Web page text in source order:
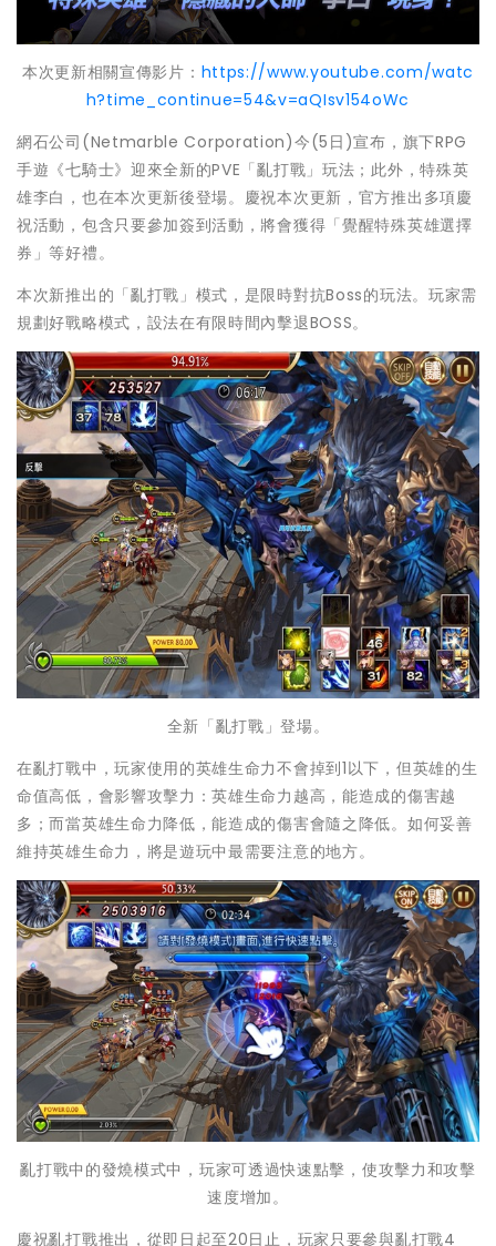
本次更新相關宣傳影片： https://www.youtube.com/watc
h?time_continue=54&v=aQIsv154oWc
網石公司(Netmarble Corporation)今(5日)宣布，旗下RPG
手遊《七騎士》迎來全新的PVE「亂打戰」玩法；此外，特殊英
雄李白，也在本次更新後登場。慶祝本次更新，官方推出多項慶
祝活動，包含只要參加簽到活動，將會獲得「覺醒特殊英雄選擇
券」等好禮。
本次新推出的「亂打戰」模式，是限時對抗Boss的玩法。玩家需
規劃好戰略模式，設法在有限時間內擊退BOSS。
全新「亂打戰」登場。
在亂打戰中，玩家使用的英雄生命力不會掉到1以下，但英雄的生
命值高低，會影響攻擊力：英雄生命力越高，能造成的傷害越
多；而當英雄生命力降低，能造成的傷害會隨之降低。如何妥善
維持英雄生命力，將是遊玩中最需要注意的地方。
亂打戰中的發燒模式中，玩家可透過快速點擊，使攻擊力和攻擊
速度增加。
慶祝亂打戰推出，從即日起至20日止，玩家只要參與亂打戰4